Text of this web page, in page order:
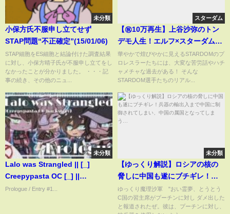
未分類
小保方氏不服申し立てせず
STAP問題“不正確定”(15/01/06)
STAP細胞をES細胞と結論付けた調査結果
に対し、小保方晴子氏が不服申し立てをし
なかったことが分かりました。 ・・・記
事の続き、その他のニュ...
スターダム
【㊗10万再生】上谷沙弥のトン
デモ人生！エルフ×スターダムの
女子トークバラエティ【スター
ダム★スタジオ #スタスタ 01】
華やかで煌びやかに見えるSTARDOMのプ
ロレスラーたちには、大変な苦労話やハチ
ャメチャな過去がある！ そんな
STARDOM選手たちのリアル...
未分類
Lalo was Strangled || [_]
Creepypasta OC [_] ||
.Prologue.
Prologue / Entry #1...
未分類
【ゆっくり解説】ロシアの核の
脅しに中国も遂にブチギレ！兵
器の輸出入まで中国に制御され
てしまい、中国の属国となって
しまう…
ゆっくり魔理沙軍 "おい霊夢、とうとう
C国の習主席がプーチンに対し ダメ出した
と報道されたぜ。彼は、プーチンに対し、